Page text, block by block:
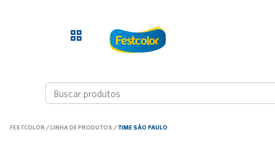
FESTCOLOR /LINHA DE PRODUTOS /TIME SÃO PAULO